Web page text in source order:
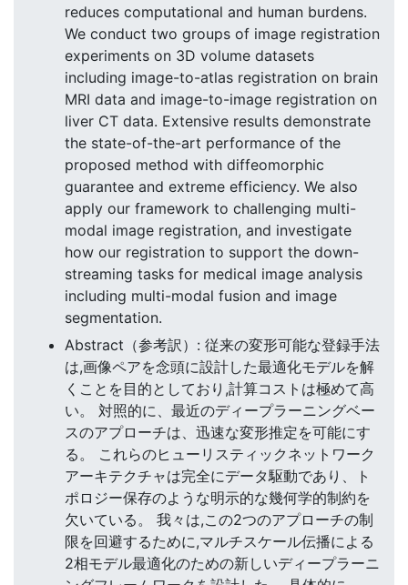
reduces computational and human burdens.
We conduct two groups of image registration
experiments on 3D volume datasets
including image-to-atlas registration on brain
MRI data and image-to-image registration on
liver CT data. Extensive results demonstrate
the state-of-the-art performance of the
proposed method with diffeomorphic
guarantee and extreme efficiency. We also
apply our framework to challenging multi-
modal image registration, and investigate
how our registration to support the down-
streaming tasks for medical image analysis
including multi-modal fusion and image
segmentation.
Abstract（参考訳）: 従来の変形可能な登録手法
は,画像ペアを念頭に設計した最適化モデルを解
くことを目的としており,計算コストは極めて高
い。 対照的に、最近のディープラーニングベー
スのアプローチは、迅速な変形推定を可能にす
る。 これらのヒューリスティックネットワーク
アーキテクチャは完全にデータ駆動であり、ト
ポロジー保存のような明示的な幾何学的制約を
欠いている。 我々は,この2つのアプローチの制
限を回避するために,マルチスケール伝播による
2相モデル最適化のための新しいディープラーニ